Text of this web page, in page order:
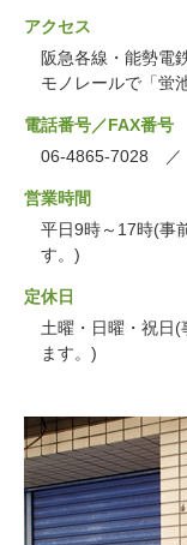
アクセス
阪急各線・能勢電
モノレールで「蛍
電話番号／FAX番号
06-4865-7028
営業時間
平日9時～17時(事
す。)
定休日
土曜・日曜・祝日(
ます。)